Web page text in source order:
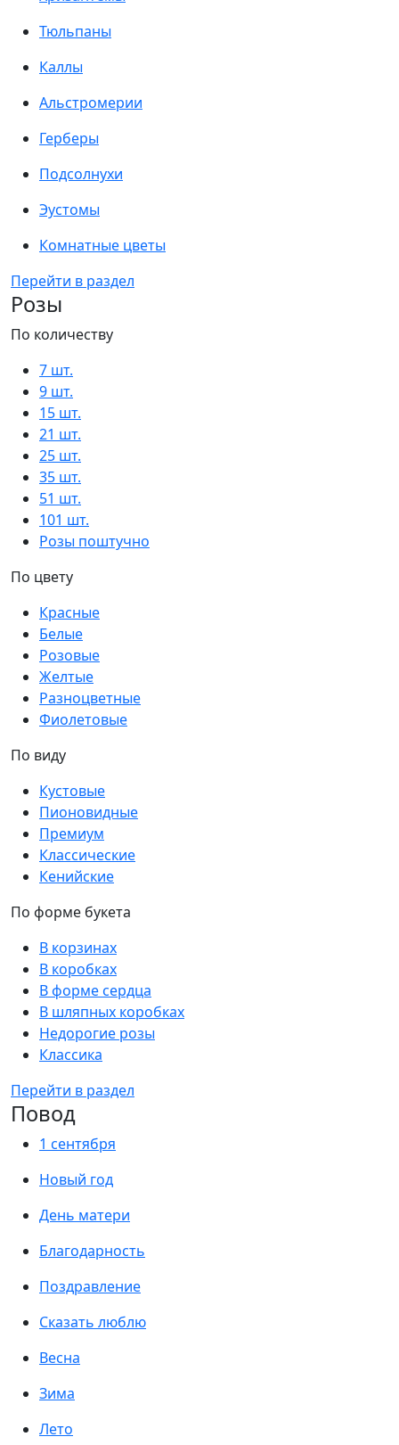
Тюльпаны
Каллы
Альстромерии
Герберы
Подсолнухи
Эустомы
Комнатные цветы
Перейти в раздел
Розы
По количеству
7 шт.
9 шт.
15 шт.
21 шт.
25 шт.
35 шт.
51 шт.
101 шт.
Розы поштучно
По цвету
Красные
Белые
Розовые
Желтые
Разноцветные
Фиолетовые
По виду
Кустовые
Пионовидные
Премиум
Классические
Кенийские
По форме букета
В корзинах
В коробках
В форме сердца
В шляпных коробках
Недорогие розы
Классика
Перейти в раздел
Повод
1 сентября
Новый год
День матери
Благодарность
Поздравление
Сказать люблю
Весна
Зима
Лето